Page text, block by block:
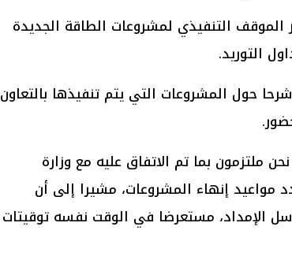
التنفيذي لمشروعات الطاقة الجديدة
التوريد.
حول المشروعات التي يتم تنفيذها بالتعاون
ملتزمون بما تم الاتفاق عليه مع وزارة
مواعيد إنهاء المشروعات، مشيرا إلى أن
الإمداد، مستعرضا في الوقت نفسه توقيتات